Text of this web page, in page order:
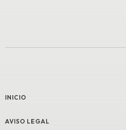
INICIO
AVISO LEGAL